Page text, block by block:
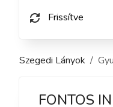
Frissítve
Szegedi Lányok
FONTOS